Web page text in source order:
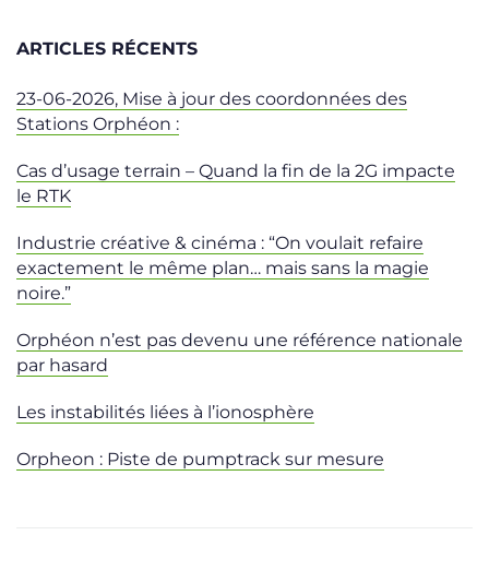
ARTICLES RÉCENTS
23-06-2026, Mise à jour des coordonnées des
Stations Orphéon :
Cas d’usage terrain – Quand la fin de la 2G impacte
le RTK
Industrie créative & cinéma : “On voulait refaire
exactement le même plan… mais sans la magie
noire.”
Orphéon n’est pas devenu une référence nationale
par hasard
Les instabilités liées à l’ionosphère
Orpheon : Piste de pumptrack sur mesure